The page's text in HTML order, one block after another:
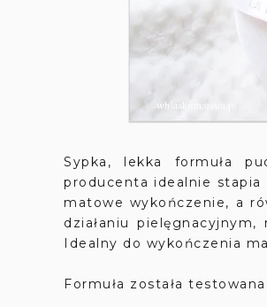
Sypka, lekka formuła
producenta idealnie stapia
matowe wykończenie, a
działaniu
Idealny do wykończenia
Formuła została